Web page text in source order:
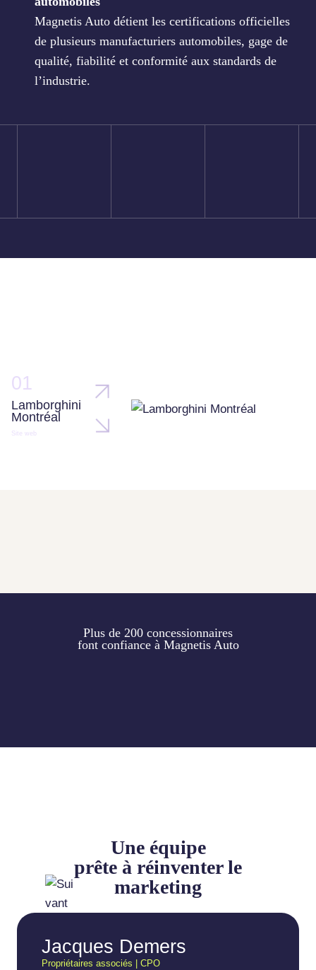
Magnetis Auto détient les certifications officielles
de plusieurs manufacturiers automobiles, gage de
qualité, fiabilité et conformité aux standards de
l’industrie.
01
Lamborghini
Montréal
Site web
Plus de 200 concessionnaires
font confiance à Magnetis Auto
Une équipe
prête à réinventer le
marketing
Jacques Demers
Propriétaires associés | CPO